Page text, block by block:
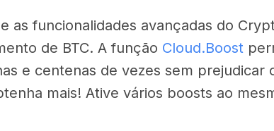
as funcionalidades avançadas do
de BTC. A função Cloud.Boost
e centenas de vezes sem
mais! Ative vários boosts ao